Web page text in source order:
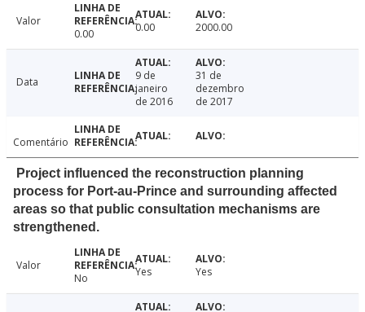
Valor
0.00
0.00 2000.00
Data
9 de
janeiro
de 2016
31 de
dezembro
de 2017
Comentário
Project influenced the reconstruction planning
process for Port-au-Prince and surrounding affected
areas so that public consultation mechanisms are
strengthened.
Valor
No
Yes Yes